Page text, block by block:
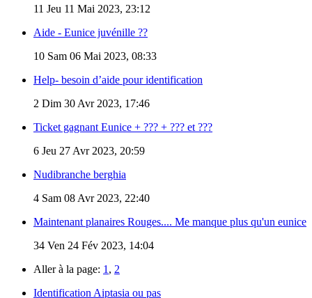
11 Jeu 11 Mai 2023, 23:12
Aide - Eunice juvénille ??
10 Sam 06 Mai 2023, 08:33
Help- besoin d’aide pour identification
2 Dim 30 Avr 2023, 17:46
Ticket gagnant Eunice + ??? + ??? et ???
6 Jeu 27 Avr 2023, 20:59
Nudibranche berghia
4 Sam 08 Avr 2023, 22:40
Maintenant planaires Rouges.... Me manque plus qu'un eunice
34 Ven 24 Fév 2023, 14:04
Aller à la page: 1 , 2
Identification Aiptasia ou pas